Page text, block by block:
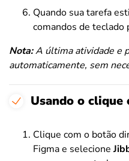
Quando sua tarefa
comandos de teclado
Nota:A última atividade e
automaticamente, sem
Usando o
Clique com o botão
Figma e selecione